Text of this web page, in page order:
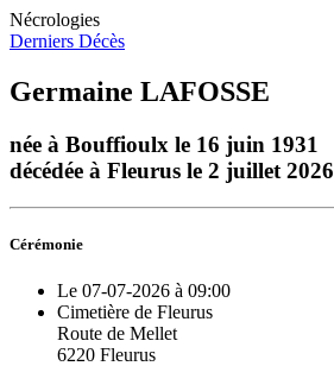
Nécrologies
Derniers Décès
Germaine LAFOSSE
née à Bouffioulx le 16 juin 1931
décédée à Fleurus le 2 juillet 2026
Cérémonie
Le 07-07-2026 à 09:00
Cimetière de Fleurus
Route de Mellet
6220 Fleurus